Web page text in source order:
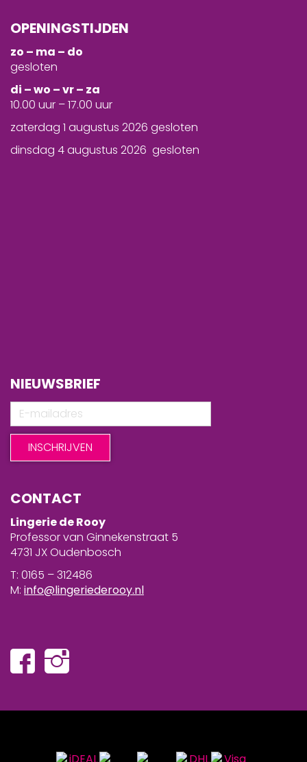
OPENINGSTIJDEN
zo – ma – do
gesloten
di – wo – vr – za
10.00 uur – 17.00 uur
zaterdag 1 augustus 2026 gesloten
dinsdag 4 augustus 2026 gesloten
NIEUWSBRIEF
CONTACT
Lingerie de Rooy
Professor van Ginnekenstraat 5
4731 JX Oudenbosch
T: 0165 – 312486
M: info@lingeriederooy.nl